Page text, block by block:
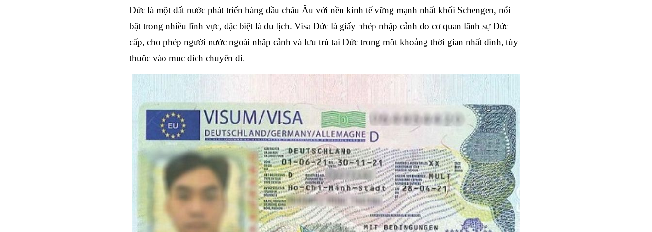
Đức là một đất nước phát triển hàng đầu châu Âu với nền kinh tế vững mạnh nhất khối Schengen, nổi
bật trong nhiều lĩnh vực, đặc biệt là du lịch. Visa Đức là giấy phép nhập cảnh do cơ quan lãnh sự Đức
cấp, cho phép người nước ngoài nhập cảnh và lưu trú tại Đức trong một khoảng thời gian nhất định, tùy
thuộc vào mục đích chuyến đi.